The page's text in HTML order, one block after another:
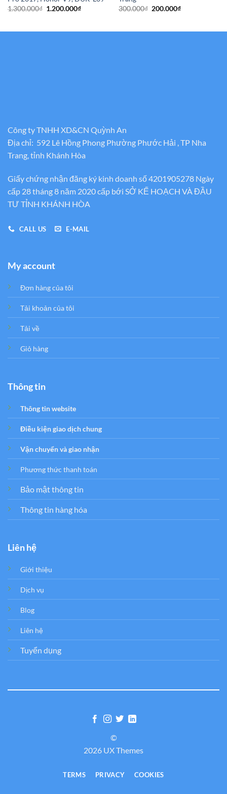
1.300.000₫ Giá
1.200.000₫Giá
1.200.000₫.
300.000₫ Giá
200.000₫Giá
200.000₫.
Công ty TNHH XD&CN Quỳnh An
Địa chỉ: 592 Lê Hồng Phong Phường Phước Hải , TP Nha
Trang, tỉnh Khánh Hòa
Giấy chứng nhận đăng ký kinh doanh số 4201905278 Ngày
cấp 28 tháng 8 năm 2020 cấp bới SỞ KẾ HOẠCH VÀ ĐẦU
TƯ TỈNH KHÁNH HÒA
CALL US E-MAIL
My account
Đơn hàng của tôi
Tải khoản của tôi
Tải về
Giỏ hàng
Thông tin
Thông tin website
Điều kiện giao dịch chung
Vận chuyển và giao nhận
Phương thức thanh toán
Bảo mật thông tin
Thông tin hàng hóa
Liên hệ
Giới thiệu
Dịch vụ
Blog
Liên hệ
Tuyển dụng
©
2026 UX Themes
TERMS PRIVACY COOKIES